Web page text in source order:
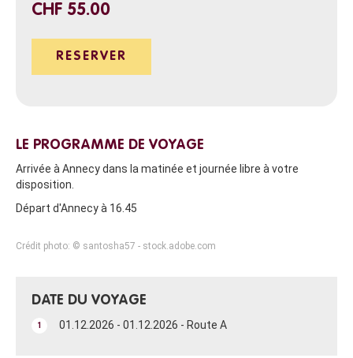
CHF 55.00
RESERVER
LE PROGRAMME DE VOYAGE
Arrivée à Annecy dans la matinée et journée libre à votre
disposition.
Départ d'Annecy à 16.45
Crédit photo: © santosha57 - stock.adobe.com
DATE DU VOYAGE
1 01.12.2026 - 01.12.2026 - Route A